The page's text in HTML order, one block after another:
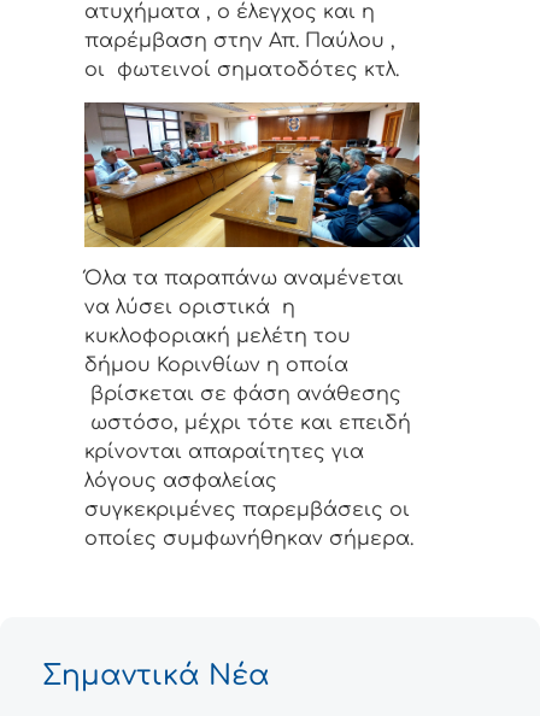
ατυχήματα , ο έλεγχος και η
παρέμβαση στην Απ. Παύλου ,
οι φωτεινοί σηματοδότες κτλ.
Όλα τα παραπάνω αναμένεται
να λύσει οριστικά η
κυκλοφοριακή μελέτη του
δήμου Κορινθίων η οποία
βρίσκεται σε φάση ανάθεσης
ωστόσο, μέχρι τότε και επειδή
κρίνονται απαραίτητες για
λόγους ασφαλείας
συγκεκριμένες παρεμβάσεις οι
οποίες συμφωνήθηκαν σήμερα.
Σημαντικά Νέα